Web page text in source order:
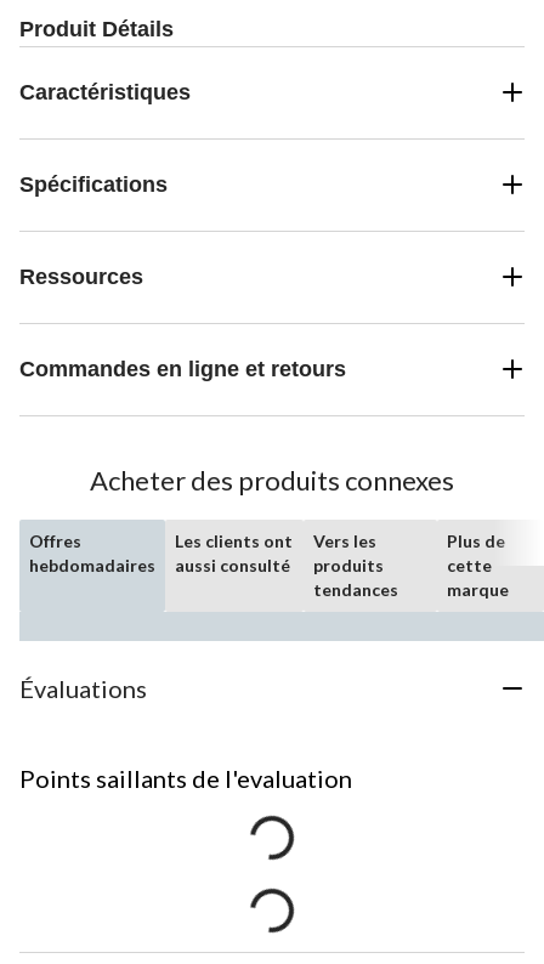
Produit Détails
Caractéristiques
Spécifications
Ressources
Commandes en ligne et retours
Acheter des produits connexes
Offres
hebdomadaires
Les clients ont
aussi consulté
Vers les
produits
tendances
Plus de
cette
marque
Évaluations
Points saillants de l'evaluation